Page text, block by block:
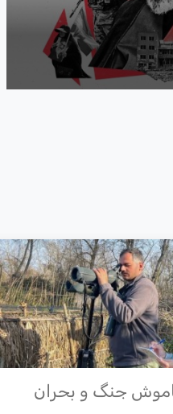
جنگ و بحران